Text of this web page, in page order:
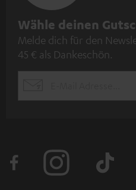
N
e
w
e
Wähle deinen
Melde dich für den
45 € als Dankeschön.